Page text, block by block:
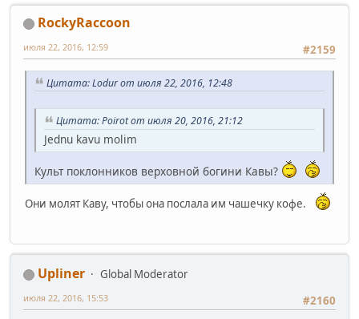
RockyRaccoon
#2159
июля 22, 2016, 12:59
Цитата: Lodur от июля 22, 2016, 12:48
Цитата: Poirot от июля 20, 2016, 21:12
Jednu kavu molim
Культ поклонников верховной богини Кавы?
Они молят Каву, чтобы она послала им чашечку кофе.
Upliner
Global Moderator
#2160
июля 22, 2016, 15:53